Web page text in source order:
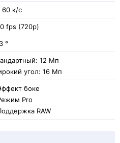
60 к/с
fps (720p)
°
12 Мп
угол: 16 Мп
боке
Pro
RAW